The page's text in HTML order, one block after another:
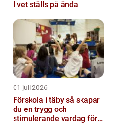
livet ställs på ända
01 juli 2026
Förskola i täby så skapar
du en trygg och
stimulerande vardag för